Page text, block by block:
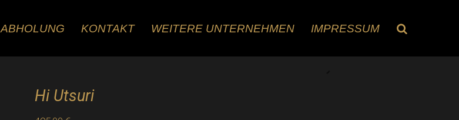
ABHOLUNG KONTAKT WEITERE UNTERNEHMEN IMPRESSUM
Hi Utsuri